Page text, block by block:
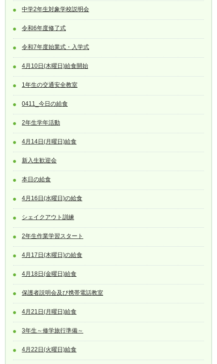
中学2年生対象学校説明会
令和6年度修了式
令和7年度始業式・入学式
4月10日(木曜日)給食開始
1年生の交通安全教室
0411_今日の給食
2年生学年活動
4月14日(月曜日)給食
新入生歓迎会
本日の給食
4月16日(水曜日)の給食
シェイクアウト訓練
2年生作業学習スタート
4月17日(木曜日)の給食
4月18日(金曜日)給食
保護者説明会及び携帯電話教室
4月21日(月曜日)給食
3年生～修学旅行準備～
4月22日(火曜日)給食